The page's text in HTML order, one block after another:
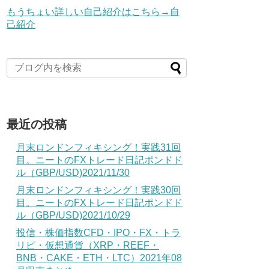
もうちょい詳しい自己紹介はこちら→自
己紹介
最近の投稿
月末ロンドンフィキシング！実践31回
目。ニートのFXトレード日記ポンドド
ル（GBP/USD)2021/11/30
月末ロンドンフィキシング！実践30回
目。ニートのFXトレード日記ポンドド
ル（GBP/USD)2021/10/29
投信・株価指数CFD・IPO・FX・トラ
リピ・仮想通貨（XRP・REEF・
BNB・CAKE・ETH・LTC）2021年08